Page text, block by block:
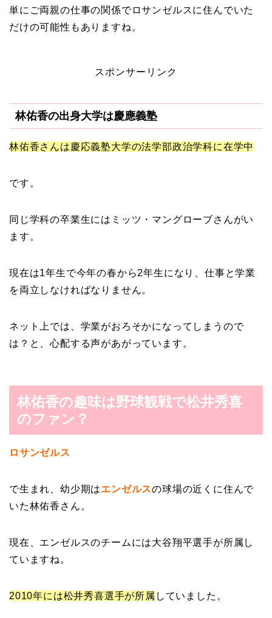
単にご両親の仕事の関係でロサンゼルスに住んでいた
だけの可能性もありますね。
スポンサーリンク
林佑香の出身大学は慶應義塾
林佑香さんは慶応義塾大学の法学部政治学科に在学中
です。
同じ学科の卒業生にはミッツ・マングローブさんがい
ます。
現在は1年生で今年の春から2年生になり、仕事と学業
を両立しなければなりません。
ネット上では、学業がおろそかになってしまうので
は？と、心配する声があがっています。
林佑香の趣味は野球観戦で松井秀喜
のファン？
ロサンゼルス
で生まれ、幼少期はエンゼルスの球場の近くに住んで
いた林佑香さん。
現在、エンゼルスのチームには大谷翔平選手が所属し
ていますね。
2010年には松井秀喜選手が所属 していました。